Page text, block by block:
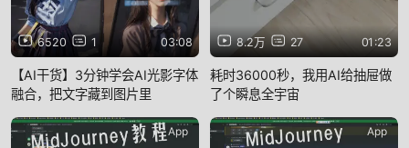
6520 1 03:08
【AI干货】3分钟学会AI光影字体
融合，把文字藏到图片里
8.2万 27 01:23
耗时36000秒，我用AI给抽屉做
了个瞬息全宇宙
App App